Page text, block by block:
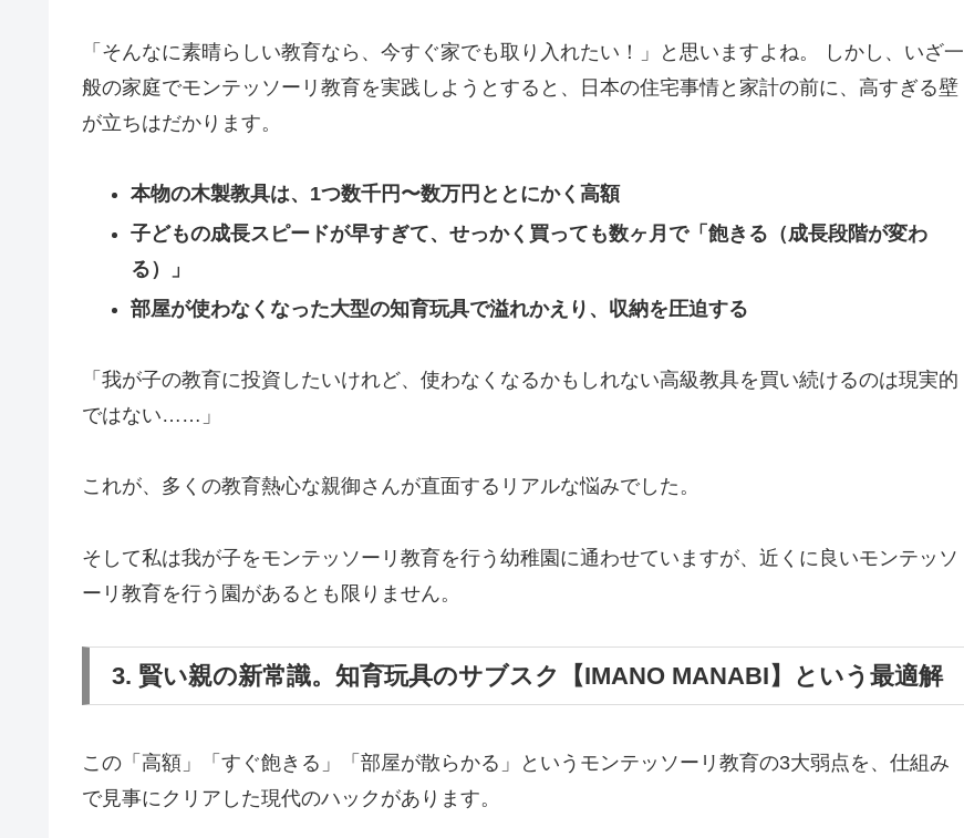
「そんなに素晴らしい教育なら、今すぐ家でも取り入れたい！」と思いますよね。 しかし、いざ一
般の家庭でモンテッソーリ教育を実践しようとすると、日本の住宅事情と家計の前に、高すぎる壁
が立ちはだかります。
本物の木製教具は、1つ数千円〜数万円ととにかく高額
子どもの成長スピードが早すぎて、せっかく買っても数ヶ月で「飽きる（成長段階が変わ
る）」
部屋が使わなくなった大型の知育玩具で溢れかえり、収納を圧迫する
「我が子の教育に投資したいけれど、使わなくなるかもしれない高級教具を買い続けるのは現実的
ではない……」
これが、多くの教育熱心な親御さんが直面するリアルな悩みでした。
そして私は我が子をモンテッソーリ教育を行う幼稚園に通わせていますが、近くに良いモンテッソ
ーリ教育を行う園があるとも限りません。
3. 賢い親の新常識。知育玩具のサブスク【IMANO MANABI】という最適解
この「高額」「すぐ飽きる」「部屋が散らかる」というモンテッソーリ教育の3大弱点を、仕組み
で見事にクリアした現代のハックがあります。